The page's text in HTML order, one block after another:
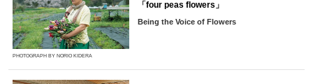
PHOTOGRAPH BY NORIO KIDERA
「four peas flowers」
Being the Voice of Flowers